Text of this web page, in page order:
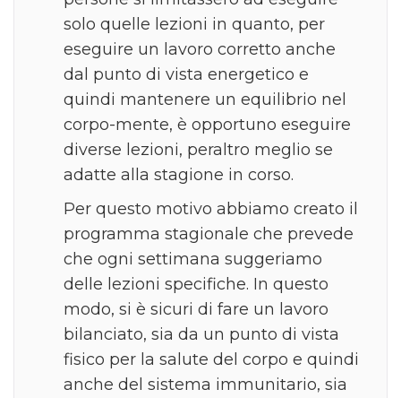
solo quelle lezioni in quanto, per
eseguire un lavoro corretto anche
dal punto di vista energetico e
quindi mantenere un equilibrio nel
corpo-mente, è opportuno eseguire
diverse lezioni, peraltro meglio se
adatte alla stagione in corso.
Per questo motivo abbiamo creato il
programma stagionale che prevede
che ogni settimana suggeriamo
delle lezioni specifiche. In questo
modo, si è sicuri di fare un lavoro
bilanciato, sia da un punto di vista
fisico per la salute del corpo e quindi
anche del sistema immunitario, sia